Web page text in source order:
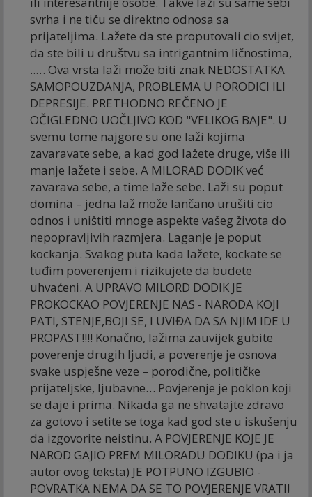
svrha i ne tiču se direktno odnosa sa
prijateljima. Lažete da ste proputovali cio svijet,
da ste bili u društvu sa intrigantnim ličnostima,
..… Ova vrsta laži može biti znak NEDOSTATKA
SAMOPOUZDANJA, PROBLEMA U PORODICI ILI
DEPRESIJE. PRETHODNO REČENO JE
OČIGLEDNO UOČLJIVO KOD "VELIKOG BAJE". U
svemu tome najgore su one laži kojima
zavaravate sebe, a kad god lažete druge, više ili
manje lažete i sebe. A MILORAD DODIK već
zavarava sebe, a time laže sebe. Laži su poput
domina – jedna laž može lančano urušiti cio
odnos i uništiti mnoge aspekte vašeg života do
nepopravljivih razmjera. Laganje je poput
kockanja. Svakog puta kada lažete, kockate se
tuđim poverenjem i rizikujete da budete
uhvaćeni. A UPRAVO MILORD DODIK JE
PROKOCKAO POVJERENJE NAS - NARODA KOJI
PATI, STENJE,BOJI SE, I UVIĐA DA SA NJIM IDE U
PROPAST!!!! Konačno, lažima zauvijek gubite
poverenje drugih ljudi, a poverenje je osnova
svake uspješne veze – porodične, političke
prijateljske, ljubavne… Povjerenje je poklon koji
se daje i prima. Nikada ga ne shvatajte zdravo
za gotovo i setite se toga kad god ste u iskušenju
da izgovorite neistinu. A POVJERENJE KOJE JE
NAROD GAJIO PREM MILORADU DODIKU (pa i ja
autor ovog teksta) JE POTPUNO IZGUBIO -
POVRATKA NEMA DA SE TO POVJERENJE VRATI!